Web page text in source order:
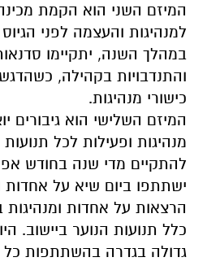
המיזם השני הוא הקמת
למנהיגות והעצמה לפני
במהלך השנה, יתקיימו
והתנדבויות בקהילה,
כישורי מנהיגות.
המיזם השלישי הוא גיבורים
מנהיגות ופעילות לכל
להתקיים מדי שנה בחודש
ישתתפו ביום שיא על אחדות
הרצאות על אחדות
כלל תנועות הנוער ביישוב.
גדולה בגדרה בהשתתפות כל